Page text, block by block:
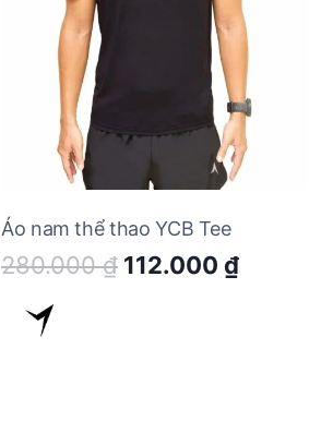
Áo nam thể thao YCB Tee
280.000₫ Original
112.000 ₫Current